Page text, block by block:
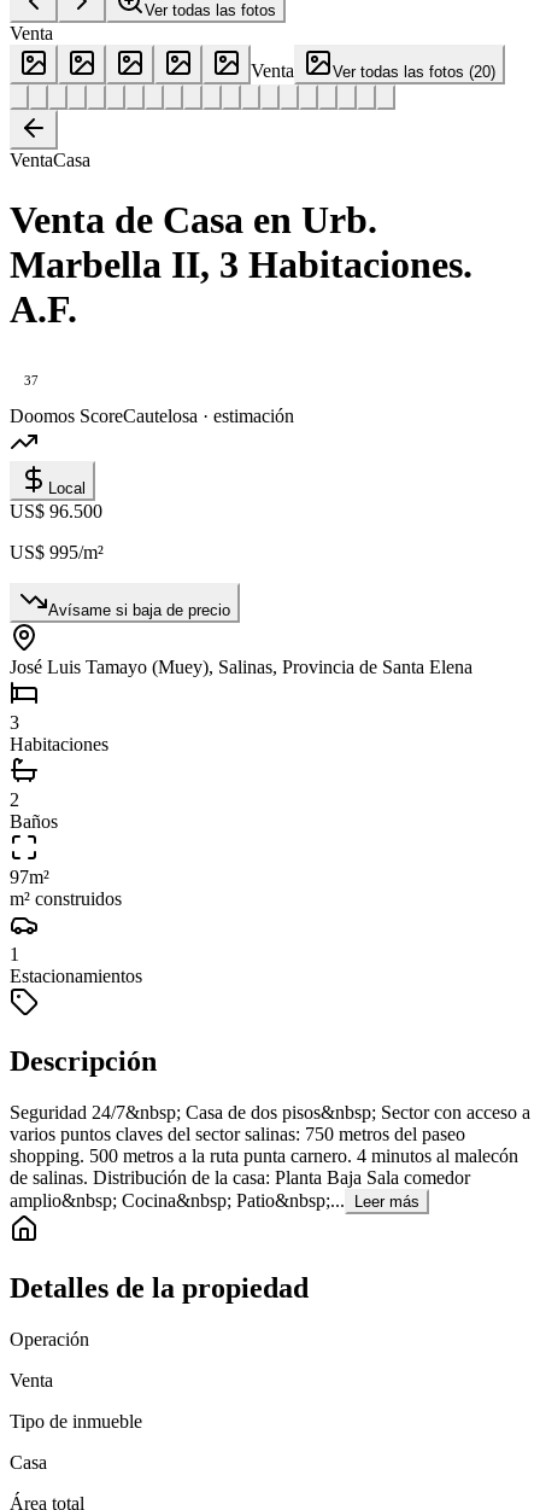
Ver todas las fotos
Venta
Venta
Ver todas las fotos (20)
VentaCasa
Venta de Casa en Urb.
Marbella II, 3 Habitaciones.
A.F.
37
Doomos ScoreCautelosa · estimación
Local
US$ 96.500
US$ 995/m²
Avísame si baja de precio
José Luis Tamayo (Muey), Salinas, Provincia de Santa Elena
3
Habitaciones
2
Baños
97m²
m² construidos
1
Estacionamientos
Descripción
Seguridad 24/7&nbsp; Casa de dos pisos&nbsp; Sector con acceso a
varios puntos claves del sector salinas: 750 metros del paseo
shopping. 500 metros a la ruta punta carnero. 4 minutos al malecón
de salinas. Distribución de la casa: Planta Baja Sala comedor
amplio&nbsp; Cocina&nbsp; Patio&nbsp;...
Leer más
Detalles de la propiedad
Operación
Venta
Tipo de inmueble
Casa
Área total